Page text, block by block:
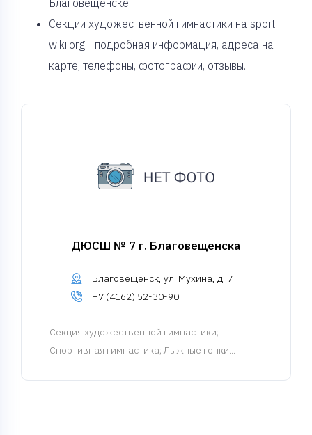
Благовещенске.
Секции художественной гимнастики на sport-
wiki.org - подробная информация, адреса на
карте, телефоны, фотографии, отзывы.
ДЮСШ № 7 г. Благовещенска
Благовещенск, ул. Мухина, д. 7
+7 (4162) 52-30-90
Cекция художественной гимнастики;
Спортивная гимнастика; Лыжные гонки...